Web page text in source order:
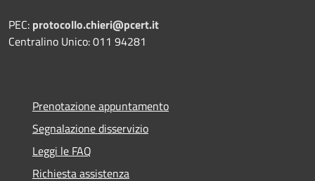
PEC: protocollo.chieri@pcert.it
Centralino Unico: 011 94281
Prenotazione appuntamento
Segnalazione disservizio
Leggi le FAQ
Richiesta assistenza